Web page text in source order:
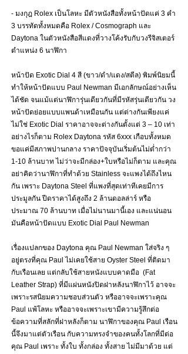
- มงกุฎ Rolex เป็นโลหะ มีตัวหนังสือทั้งหน้าปัดแค่ 3 คำ
3 บรรทัดทั้งหมดคือ Rolex / Cosmograph และ
Daytona ในตัวหนังสือสีแดงที่วางโค้งรับกับวงรีจิสเตอร์
ตำแหน่ง 6 นาฬิกา
หน้าปัด Exotic Dial 4 สี (ขาว/ดำ/แดง/สตีล) พิมพ์นิยมนี้
ทำให้หน้าปัดแบบ Paul Newman มีเอกลักษณ์อย่างเห็น
ได้ชัด จนแม้แต่นาฬิการุ่นเดียวกันที่มีรหัสรุ่นเดียวกัน วง
หน้าปัดย่อยแบบแพนด้าเหมือนกัน แต่ต่างกันเพียงแค่
ไม่ใช่ Exotic Dial ราคาอาจจะต่างกันตั้งแต่ 3 – 10 เท่า
อย่างไรก็ตาม Rolex Daytona รหัส 6xxx เกือบทั้งหมด
ขอแค่มีสภาพปานกลาง ราคาปัจจุบันเริ่มต้นไม่ต่ำกว่า
1-10 ล้านบาท ไม่ว่าจะมีกล่อง+ใบหรือไม่ก็ตาม และคุณ
อย่าคิดว่านาฬิกาที่ทำด้วย Stainless จะแพงได้ถึงไหน
กัน เพราะ Daytona Steel ที่แพงที่สุดเท่าทีเคยมีการ
ประมูลกัน ปีดราคาได้สูงถึง 2 ล้านดอลล่าร์ หรือ
ประมาณ 70 ล้านบาท เมื่อไม่นานมานี้เอง และแน่นอน
มันคือหน้าปัดแบบ Exotic Dial Paul Newman
เรื่องแปลกของ Daytona คุณ Paul Newman ใส่จริง ๆ
อยู่ตรงที่คุณ Paul ไม่เคยใช้สาย Oyster Steel ที่ติดมา
กับเรือนเลย แต่กลับใช้สายหนังแบบคาดมือ  (Fat
Leather Strap) ที่มีแผ่นหนังปิดฝาหลังนาฬิกาไว้ อาจจะ
เพราะรสนิยมความชอบส่วนตัว หรืออาจจะเพราะคุณ
Paul แพ้โลหะ หรืออาจจะเพราะเขามีความรู้สึกต่อ
ข้อความที่สลักที่ฝาหลังก็ตาม นาฬิกาของคุณ Paul เรือน
นี้จึงมาแต่ตัวเรือน กับความทรงจำของคนทั้งโลกที่มีต่อ
คุณ Paul เพราะ ทั้งใบ ทั้งกล่อง ทั้งสาย ไม่มีมาด้วย แต่